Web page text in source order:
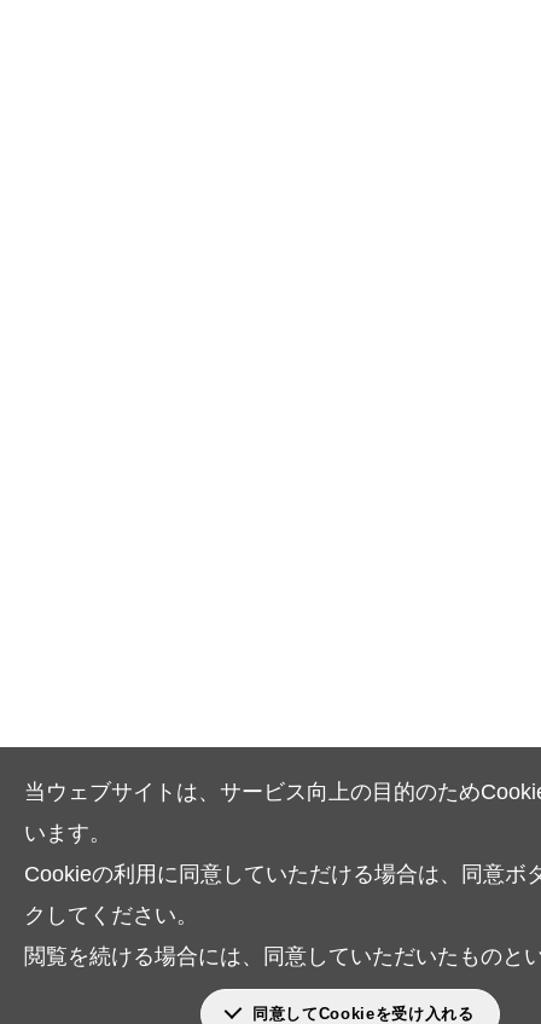
当ウェブサイトは、サービス向上の目的のため
います。
Cookieの利用に同意していただける場合は、同意ボ
クしてください。
閲覧を続ける場合には、同意していただいたものと
同意してCookieを受け入れる